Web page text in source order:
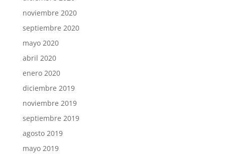
noviembre 2020
septiembre 2020
mayo 2020
abril 2020
enero 2020
diciembre 2019
noviembre 2019
septiembre 2019
agosto 2019
mayo 2019